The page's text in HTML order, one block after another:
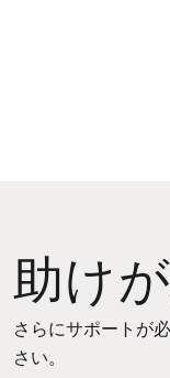
助け
さらにサポートが
さい。